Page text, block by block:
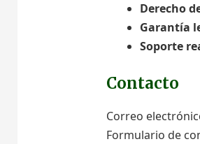
Derecho
Garantía
Soporte
Contacto
Correo
Formulario de